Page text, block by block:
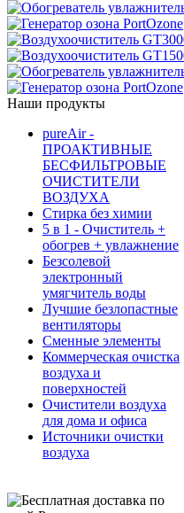
Наши продукты
pureAir -
ПРОАКТИВНЫЕ
БЕСФИЛЬТРОВЫЕ
ОЧИСТИТЕЛИ
ВОЗДУХА
Стирка без химии
5 в 1 - Очиститель +
обогрев + увлажнение
Безсолевой
электронный
умягчитель воды
Лучшие безлопастные
вентиляторы
Сменные элементы
Коммерческая очистка
воздуха и
поверхностей
Очистители воздуха
для дома и офиса
Источники очистки
воздуха